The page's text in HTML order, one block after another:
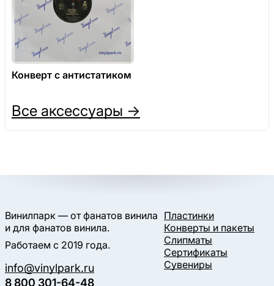
Конверт с антистатиком
Все аксессуары →
Винилпарк — от фанатов винила
и для фанатов винила.
Работаем с 2019 года.
info@vinylpark.ru
8 800 301-64-48
Пластинки
Конверты и пакеты
Слипматы
Сертификаты
Сувениры